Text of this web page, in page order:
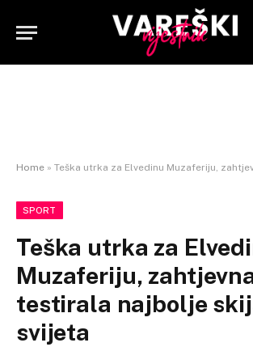
Home » Teška utrka za Elvedinu Muzaferiju, zahtjevna staza
SPORT
Teška utrka za
Muzaferiju,
testirala najbolje
svijeta